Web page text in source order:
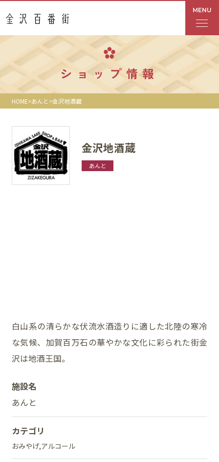
MENU
フロアガイド
あんと
Rinto
あんと西
ショップ検索
スタッフ募集
ショップ情報
HOME あんと 金沢地酒蔵
金沢地酒蔵
あんと
白山系の清らかな伏流水酒造りに適した北陸の寒冷
な気候、加賀百万石の華やかな文化に彩られた街金
沢は地酒王国。
施設名
あんと
カテゴリ
おみやげ アルコール